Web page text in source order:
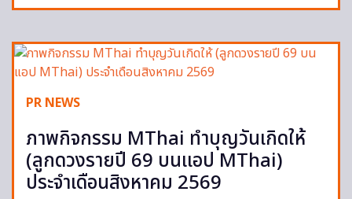
PR NEWS
ภาพกิจกรรม MThai ทำบุญวันเกิดให้
(ลูกดวงรายปี 69 บนแอป MThai)
ประจำเดือนสิงหาคม 2569